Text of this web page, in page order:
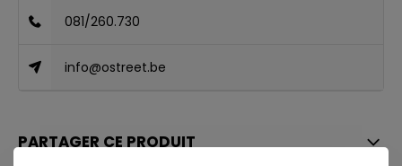
081/260.730
info@ostreet.be
PARTAGER CE PRODUIT